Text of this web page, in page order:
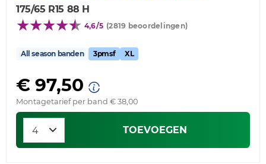
175/65 R15 88 H
4,6/5 (2819 beoordelingen)
All season banden 3pmsf XL
€ 97,50
Montagetarief per band € 38,00
TOEVOEGEN